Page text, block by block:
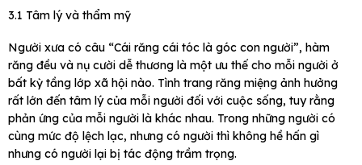
3.1 Tâm lý và thẩm mỹ
Người xưa có câu “Cái răng cái tóc là góc con người”, hàm
răng đều và nụ cười dễ thương là một ưu thế cho mỗi người ở
bất kỳ tầng lớp xã hội nào. Tình trang răng miệng ảnh hưởng
rất lớn đến tâm lý của mỗi người đối với cuộc sống, tuy rằng
phản ứng của mỗi người là khác nhau. Trong những người có
cùng mức độ lệch lạc, nhưng có người thì không hề hấn gì
nhưng có người lại bị tác động trầm trọng.